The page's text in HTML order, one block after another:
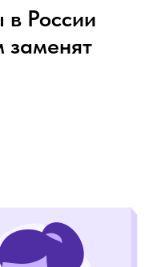
России
заменят